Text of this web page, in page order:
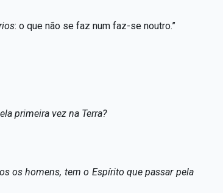
: o que não se faz num faz-se noutro.”
primeira vez na Terra?
os homens, tem o Espírito que passar pela